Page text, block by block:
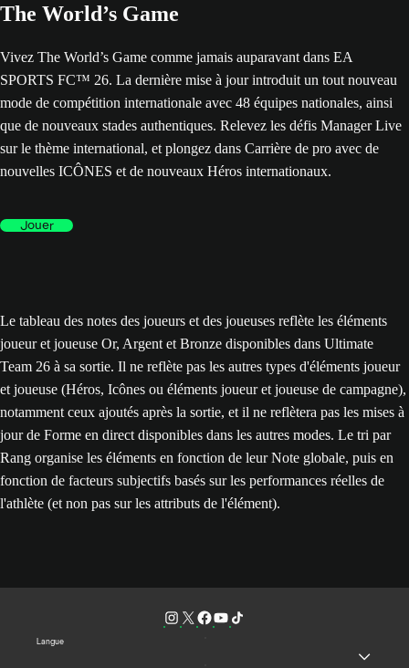
The World’s Game
Vivez The World’s Game comme jamais auparavant dans EA
SPORTS FC™ 26. La dernière mise à jour introduit un tout nouveau
mode de compétition internationale avec 48 équipes nationales, ainsi
que de nouveaux stades authentiques. Relevez les défis Manager Live
sur le thème international, et plongez dans Carrière de pro avec de
nouvelles ICÔNES et de nouveaux Héros internationaux.
Jouer
Le tableau des notes des joueurs et des joueuses reflète les éléments
joueur et joueuse Or, Argent et Bronze disponibles dans Ultimate
Team 26 à sa sortie. Il ne reflète pas les autres types d'éléments joueur
et joueuse (Héros, Icônes ou éléments joueur et joueuse de campagne),
notamment ceux ajoutés après la sortie, et il ne reflètera pas les mises à
jour de Forme en direct disponibles dans les autres modes. Le tri par
Rang organise les éléments en fonction de leur Note globale, puis en
fonction de facteurs subjectifs basés sur les performances réelles de
l'athlète (et non pas sur les attributs de l'élément).
Langue